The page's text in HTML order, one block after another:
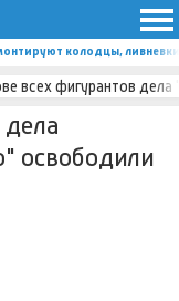
колодцы,
всех фигурантов
освободили